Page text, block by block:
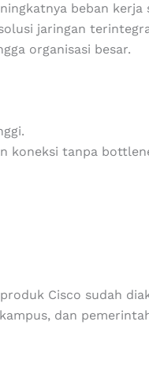
beban kerja
jaringan
organisasi besar.
koneksi tanpa
Cisco sudah
dan